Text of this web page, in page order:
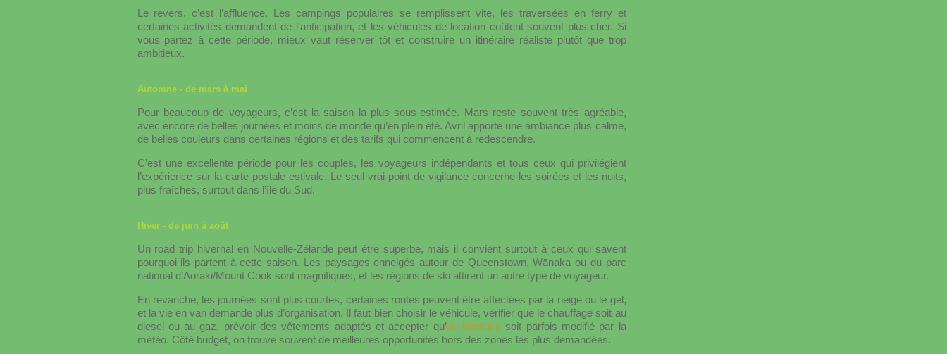
Le revers, c’est l’affluence. Les campings populaires se remplissent vite, les traversées en ferry et
certaines activités demandent de l’anticipation, et les véhicules de location coûtent souvent plus cher. Si
vous partez à cette période, mieux vaut réserver tôt et construire un itinéraire réaliste plutôt que trop
ambitieux.
Automne - de mars à mai
Pour beaucoup de voyageurs, c’est la saison la plus sous-estimée. Mars reste souvent très agréable,
avec encore de belles journées et moins de monde qu’en plein été. Avril apporte une ambiance plus calme,
de belles couleurs dans certaines régions et des tarifs qui commencent à redescendre.
C’est une excellente période pour les couples, les voyageurs indépendants et tous ceux qui privilégient
l’expérience sur la carte postale estivale. Le seul vrai point de vigilance concerne les soirées et les nuits,
plus fraîches, surtout dans l’île du Sud.
Hiver - de juin à août
Un road trip hivernal en Nouvelle-Zélande peut être superbe, mais il convient surtout à ceux qui savent
pourquoi ils partent à cette saison. Les paysages enneigés autour de Queenstown, Wānaka ou du parc
national d’Aoraki/Mount Cook sont magnifiques, et les régions de ski attirent un autre type de voyageur.
En revanche, les journées sont plus courtes, certaines routes peuvent être affectées par la neige ou le gel,
et la vie en van demande plus d’organisation. Il faut bien choisir le véhicule, vérifier que le chauffage soit au
diesel ou au gaz, prévoir des vêtements adaptés et accepter qu’un itinérairesoit parfois modifié par la
météo. Côté budget, on trouve souvent de meilleures opportunités hors des zones les plus demandées.